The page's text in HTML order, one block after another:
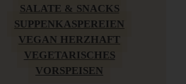
SALATE & SNACKS
SUPPENKASPEREIEN
VEGAN HERZHAFT
VEGETARISCHES
VORSPEISEN